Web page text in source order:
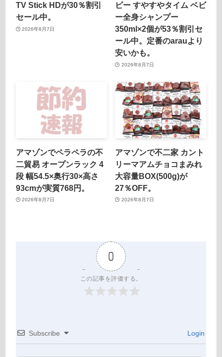
TV Stick HDが30％割引
セール中。
2026年8月7日
ビー すやすやタイム ベビ
ー全身シャンプー
350ml×2個が53％割引セ
ール中。定番のarauより
安いかも。
2026年8月7日
アマゾンでペラペラの不
二貿易 オープンラック 4
段 幅54.5×奥行30×高さ
93cmが実質768円。
2026年8月7日
アマゾンで不二家 カント
リーマアムチョコまみれ
大容量BOX(500g)が
27％OFF。
2026年8月7日
0
この記事を評価する。
Subscribe Login